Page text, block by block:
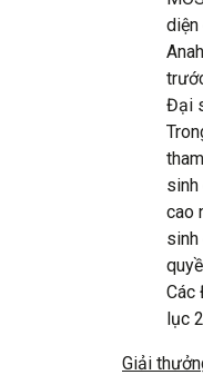
Đại
sinh
cao
Các
lục
Giải